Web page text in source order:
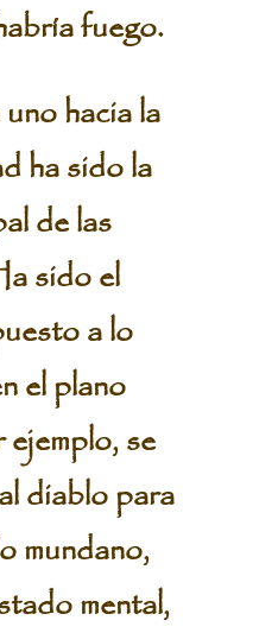
fuego.
hacia la
ha sido la
de las
sido el
a lo
el plano
se
diablo para
mundano,
mental,